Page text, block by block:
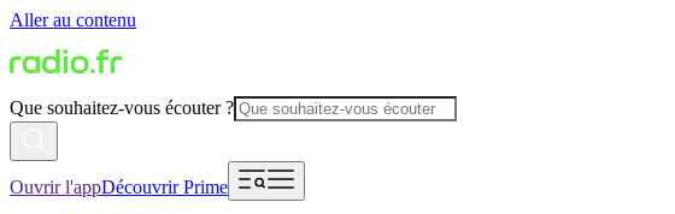
Aller au contenu
Que souhaitez-vous écouter ?
Ouvrir l'appDécouvrir Prime